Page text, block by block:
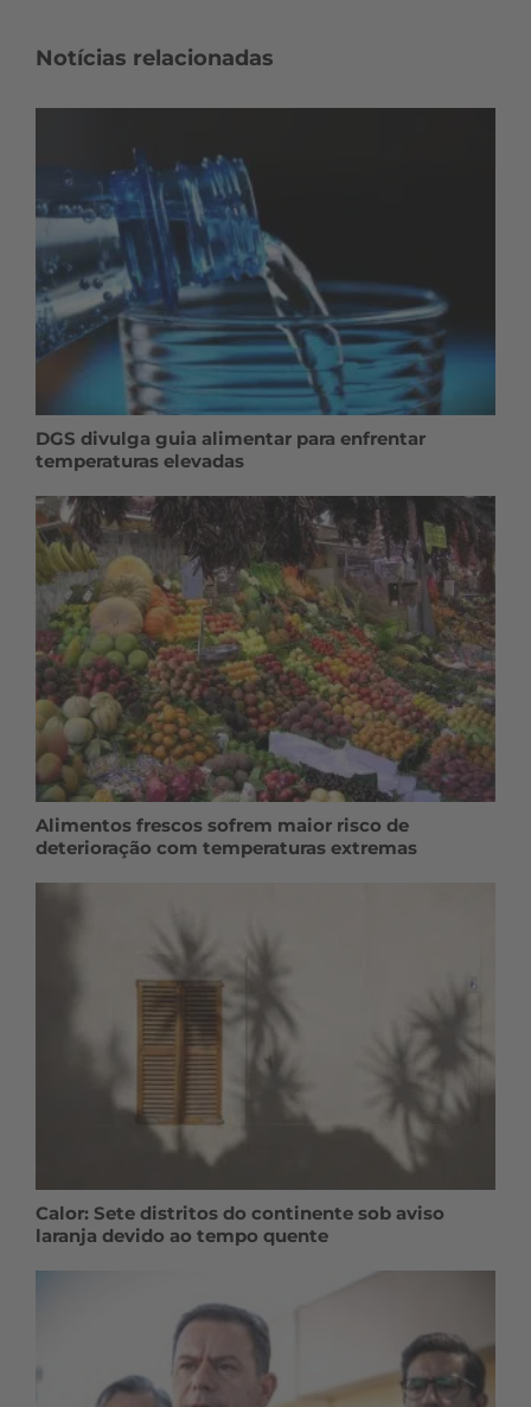
Notícias relacionadas
DGS divulga guia alimentar para enfrentar
temperaturas elevadas
Alimentos frescos sofrem maior risco de
deterioração com temperaturas extremas
Calor: Sete distritos do continente sob aviso
laranja devido ao tempo quente